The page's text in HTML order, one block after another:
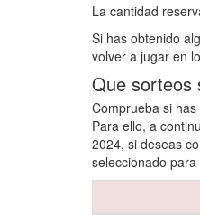
La cantidad
Si has obtenido
volver a jugar en
Que sorteos
Comprueba si
Para ello, a
2024, si deseas
seleccionado